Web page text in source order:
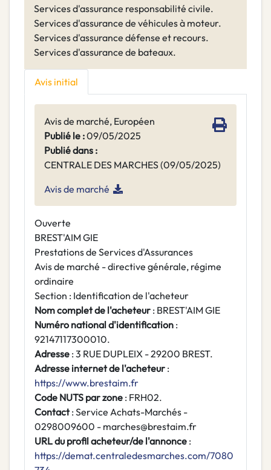
Services d'assurance responsabilité civile.
Services d'assurance de véhicules à moteur.
Services d'assurance défense et recours.
Services d'assurance de bateaux.
Avis initial
Avis de marché, Européen
Publié le :09/05/2025
Publié dans :
CENTRALE DES MARCHES (09/05/2025)
Avis de marché
Ouverte
BREST'AIM GIE
Prestations de Services d'Assurances
Avis de marché - directive générale, régime
ordinaire
Section : Identification de l'acheteur
Nom complet de l'acheteur : BREST'AIM GIE
Numéro national d'identification :
92147117300010.
Adresse : 3 RUE DUPLEIX - 29200 BREST.
Adresse internet de l'acheteur :
https://www.brestaim.fr
Code NUTS par zone : FRH02.
Contact: Service Achats-Marchés -
0298009600 - marches@brestaim.fr
URL du profil acheteur/de l'annonce :
https://demat.centraledesmarches.com/7080